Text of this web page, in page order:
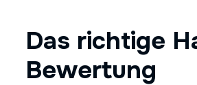
Das richtige
Bewertung